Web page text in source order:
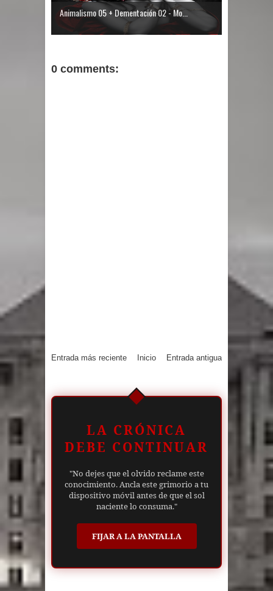
Animalismo 05 + Dementación 02 - Mo...
0 comments:
Entrada más reciente Entrada antigua
Inicio
LA CRÓNICA
DEBE CONTINUAR
"No dejes que el olvido reclame este
conocimiento. Ancla este grimorio a tu
dispositivo móvil antes de que el sol
naciente lo consuma."
FIJAR A LA PANTALLA